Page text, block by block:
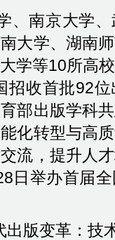
、南京大学
大学、湖南
学等10所高
招收首批92位
部出版学科
化转型与高
流，提升人
日举办首届
出版变革：技